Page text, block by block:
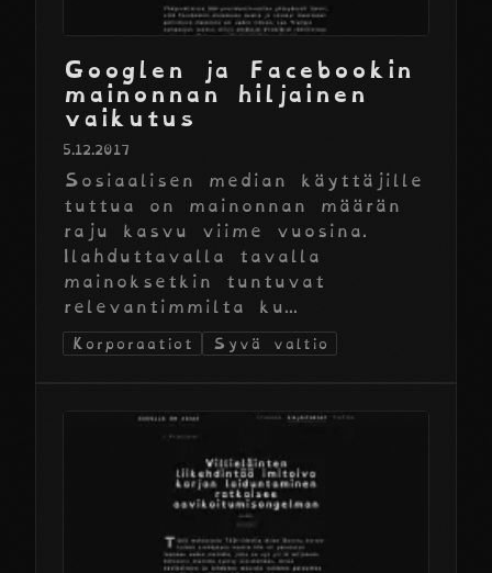
Googlen ja Facebookin
mainonnan hiljainen
vaikutus
5.12.2017
Sosiaalisen median käyttäjille
tuttua on mainonnan määrän
raju kasvu viime vuosina.
Ilahduttavalla tavalla
mainoksetkin tuntuvat
relevantimmilta ku...
Korporaatiot Syvä valtio